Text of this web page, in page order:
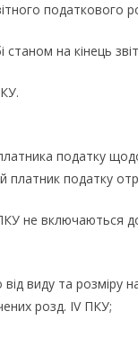
податкового
на кінець
податку
платник податку
не включаються
виду та розміру
розд. IV ПКУ;